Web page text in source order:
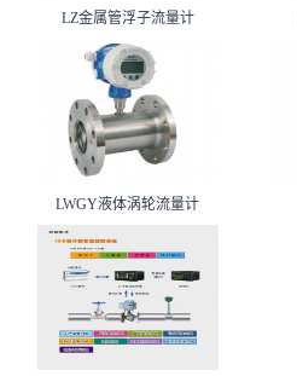
LZ金属管浮子流量计
LWGY液体涡轮流量计